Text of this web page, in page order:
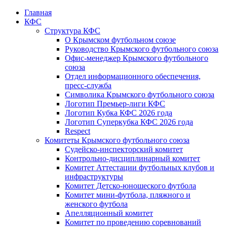
Главная
КФС
Структура КФС
О Крымском футбольном союзе
Руководство Крымского футбольного союза
Офис-менеджер Крымского футбольного
союза
Отдел информационного обеспечения,
пресс-служба
Символика Крымского футбольного союза
Логотип Премьер-лиги КФС
Логотип Кубка КФС 2026 года
Логотип Суперкубка КФС 2026 года
Respect
Комитеты Крымского футбольного союза
Судейско-инспекторский комитет
Контрольно-дисциплинарный комитет
Комитет Аттестации футбольных клубов и
инфраструктуры
Комитет Детско-юношеского футбола
Комитет мини-футбола, пляжного и
женского футбола
Апелляционный комитет
Комитет по проведению соревнований